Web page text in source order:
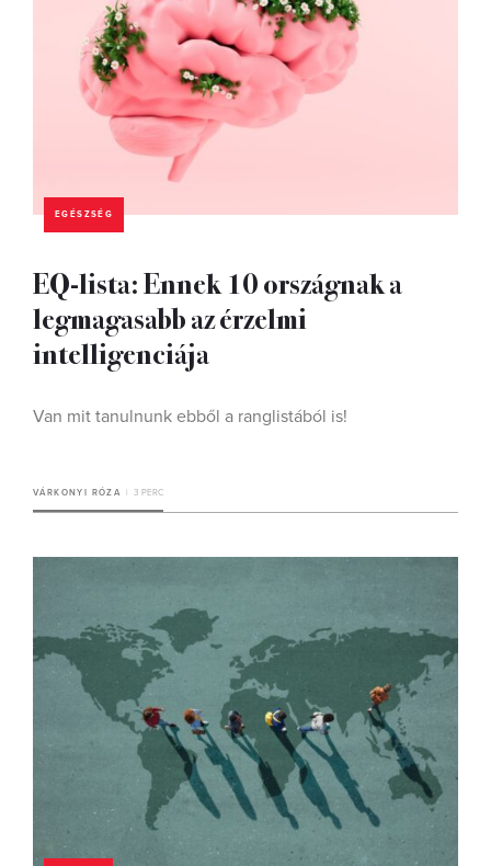
EGÉSZSÉG
EQ-lista: Ennek 10 országnak a
legmagasabb az érzelmi
intelligenciája
Van mit tanulnunk ebből a ranglistából is!
VÁRKONYI RÓZA 3 PERC